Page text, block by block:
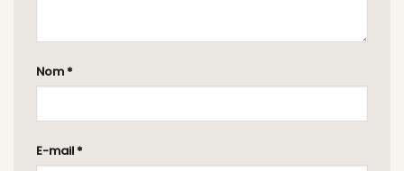
Nom *
E-mail *